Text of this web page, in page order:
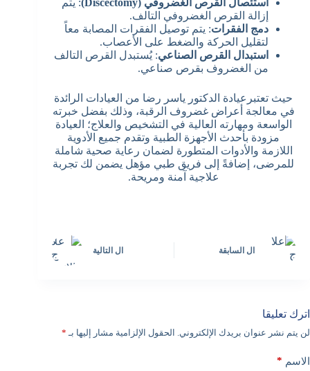
إزالة القرص الغضروفي التالف.
دمج الفقرات: يتم توصيل الفقرات المصابة معاً
لتقليل الحركة والضغط على الأعصاب.
استبدال القرص الصناعي: يُستبدل القرص التالف
من الغضروف بقرص صناعي.
حيث تعتبرعيادة الدكتور ياسر رضا من العيادات الرائدة
في معالجة أعراض غضروف الرقبة، وذلك بفضل خبرته
الواسعة ومهارته العالية في التشخيص والعلاج؛ العيادة
مزودة بأحدث الأجهزة الطبية وتقدم جميع الأدوية
اللازمة والأدوات المتطورة لضمان رعاية صحية شاملة
للمرضى، إضافةً إلى فريق طبي مؤهل يضمن لك تجربة
علاجية آمنة ومريحة.
ال السابقة ال التالية
اترك تعليقا
لن يتم نشر عنوان بريدك الإلكتروني. الحقول الإلزامية مشار إليها بـ *
الاسم *